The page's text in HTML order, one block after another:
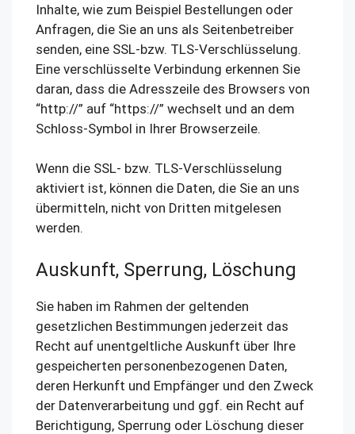
Inhalte, wie zum Beispiel Bestellungen oder
Anfragen, die Sie an uns als Seitenbetreiber
senden, eine SSL-bzw. TLS-Verschlüsselung.
Eine verschlüsselte Verbindung erkennen Sie
daran, dass die Adresszeile des Browsers von
“http://” auf “https://” wechselt und an dem
Schloss-Symbol in Ihrer Browserzeile.
Wenn die SSL- bzw. TLS-Verschlüsselung
aktiviert ist, können die Daten, die Sie an uns
übermitteln, nicht von Dritten mitgelesen
werden.
Auskunft, Sperrung, Löschung
Sie haben im Rahmen der geltenden
gesetzlichen Bestimmungen jederzeit das
Recht auf unentgeltliche Auskunft über Ihre
gespeicherten personenbezogenen Daten,
deren Herkunft und Empfänger und den Zweck
der Datenverarbeitung und ggf. ein Recht auf
Berichtigung, Sperrung oder Löschung dieser